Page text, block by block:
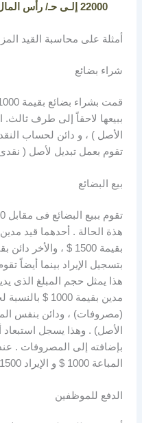
22000 إلـى حـ/ رأس المال ـــــــــ (الطرف الذي أعطي )
أمثلة على محاسبة القيد
شراء بضائع
ببيعها لاحقاً إلى طرف
الأصل ) ، و دائن لحساب
تقوم بعمل تبديل لأصل (
بيع البضائع
هذة الحالة . أحدهما قيد
بتسجيل الإيراد بينما أيضاً
هذا يمثل حجم المبلغ الذى
مدين بقيمة
(مصروفات) ، ودائن بنفس
الأصل) . وهذا يسجل
بإضافته إلى المصروفات .
المباعة 1000 $ و الإيراد 1500 ينتج عنه ربح 500 $.
الدفع للموظفين